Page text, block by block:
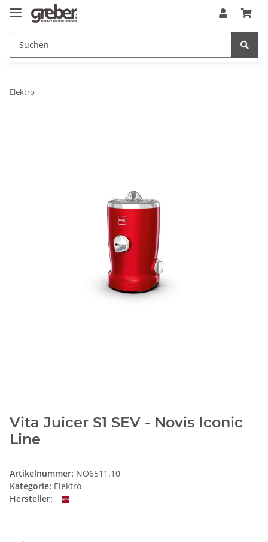
Elektro
Vita Juicer S1 SEV - Novis Iconic
Line
Artikelnummer: NO6511.10
Kategorie: Elektro
Hersteller: